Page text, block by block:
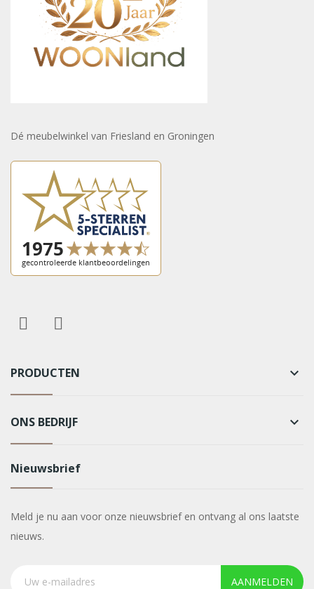
Dé meubelwinkel van Friesland en Groningen
PRODUCTEN keyboard_arrow_down
ONS BEDRIJF keyboard_arrow_down
Nieuwsbrief
Meld je nu aan voor onze nieuwsbrief en ontvang al ons laatste
nieuws.
AANMELDEN